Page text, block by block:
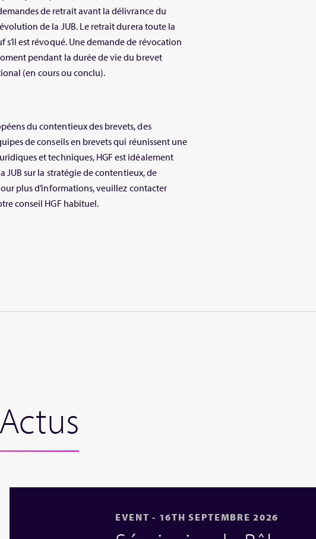
de retrait avant la délivrance du
de la JUB. Le retrait durera toute la
est révoqué. Une demande de révocation
pendant la durée de vie du brevet
(en cours ou conclu).
du contentieux des brevets, des
de conseils en brevets qui réunissent une
et techniques, HGF est idéalement
JUB sur la stratégie de contentieux, de
plus d’informations, veuillez contacter
conseil HGF habituel.
EVENT - 16TH SEPTEMBRE 2026